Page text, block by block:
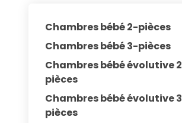
Chambres bébé 2-pièces
Chambres bébé 3-pièces
Chambres bébé évolutive 2
pièces
Chambres bébé évolutive 3
pièces